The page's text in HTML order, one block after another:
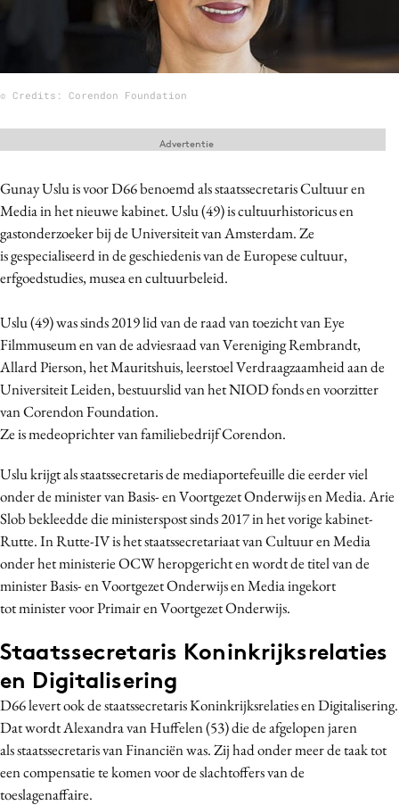
9 sept: GenAI-training
Adverteren
Events
Opleidingen
Vacatures
Academy
Partners
Topics
Artificial Intelligence
Campagnes
Carriere
Contentmarketing
Craft
Customer Experience
Data & Insights
Design
Digital transformation
Diversiteit
Effectiviteit
Gedragsverandering
Interne communicatie
Martech
Media
Merkstrategie
PR
Programmatic
© Credits: Corendon Foundation
Gunay Uslu is voor D66 benoemd als staatssecretaris Cultuur en
Media in het nieuwe kabinet. Uslu (49) is cultuurhistoricus en
gastonderzoeker bij de Universiteit van Amsterdam. Ze
is gespecialiseerd in de geschiedenis van de Europese cultuur,
erfgoedstudies, musea en cultuurbeleid.
Uslu (49) was sinds 2019 lid van de raad van toezicht van Eye
Filmmuseum en van de adviesraad van Vereniging Rembrandt,
Allard Pierson, het Mauritshuis, leerstoel Verdraagzaamheid aan de
Universiteit Leiden, bestuurslid van het NIOD fonds en voorzitter
van Corendon Foundation.
Ze is medeoprichter van familiebedrijf Corendon.
Uslu krijgt als staatssecretaris de mediaportefeuille die eerder viel
onder de minister van Basis- en Voortgezet Onderwijs en Media. Arie
Slob bekleedde die ministerspost sinds 2017 in het vorige kabinet-
Rutte. In Rutte-IV is het staatssecretariaat van Cultuur en Media
onder het ministerie OCW heropgericht en wordt de titel van de
minister Basis- en Voortgezet Onderwijs en Media ingekort
tot minister voor Primair en Voortgezet Onderwijs.
Staatssecretaris Koninkrijksrelaties
en Digitalisering
D66 levert ook de staatssecretaris Koninkrijksrelaties en Digitalisering.
Dat wordt Alexandra van Huffelen (53) die de afgelopen jaren
als staatssecretaris van Financiën was. Zij had onder meer de taak tot
een compensatie te komen voor de slachtoffers van de
toeslagenaffaire.
Advertentie